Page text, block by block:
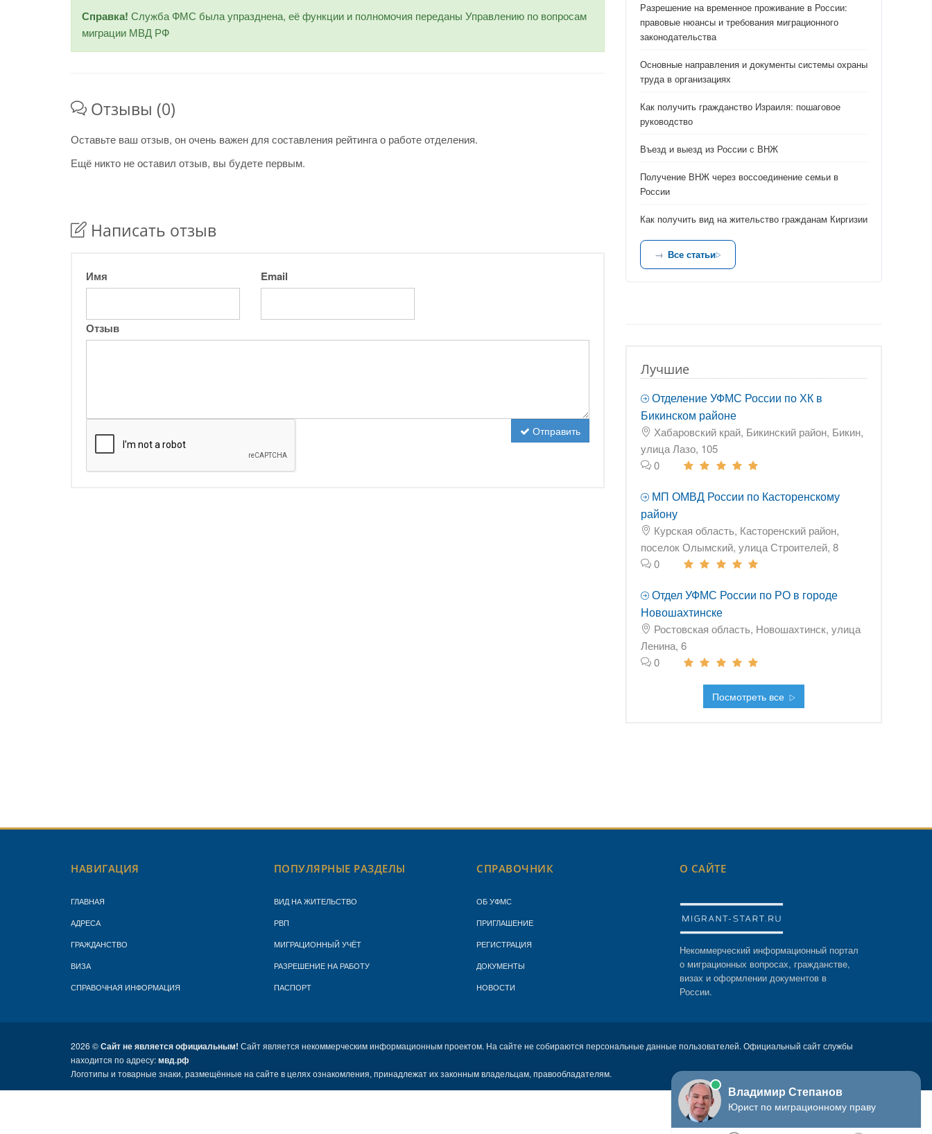
Справка! Служба ФМС была упразднена, её функции и полномочия переданы Управлению по вопросам
миграции МВД РФ
Отзывы (0)
Оставьте ваш отзыв, он очень важен для составления рейтинга о работе отделения.
Ещё никто не оставил отзыв, вы будете первым.
Написать отзыв
Имя Email
Отзыв
Отправить
Разрешение на временное проживание в России:
правовые нюансы и требования миграционного
законодательства
Основные направления и документы системы охраны
труда в организациях
Как получить гражданство Израиля: пошаговое
руководство
Въезд и выезд из России с ВНЖ
Получение ВНЖ через воссоединение семьи в
России
Как получить вид на жительство гражданам Киргизии
Все статьи
Лучшие
Отделение УФМС России по ХК в
Бикинском районе
Хабаровский край, Бикинский район, Бикин,
улица Лазо, 105
0
МП ОМВД России по Касторенскому
району
Курская область, Касторенский район,
поселок Олымский, улица Строителей, 8
0
Отдел УФМС России по РО в городе
Новошахтинске
Ростовская область, Новошахтинск, улица
Ленина, 6
0
Посмотреть все
НАВИГАЦИЯ
ГЛАВНАЯ
АДРЕСА
ГРАЖДАНСТВО
ВИЗА
СПРАВОЧНАЯ ИНФОРМАЦИЯ
ПОПУЛЯРНЫЕ РАЗДЕЛЫ
ВИД НА ЖИТЕЛЬСТВО
РВП
МИГРАЦИОННЫЙ УЧЁТ
РАЗРЕШЕНИЕ НА РАБОТУ
ПАСПОРТ
СПРАВОЧНИК
ОБ УФМС
ПРИГЛАШЕНИЕ
РЕГИСТРАЦИЯ
ДОКУМЕНТЫ
НОВОСТИ
О САЙТЕ
Некоммерческий информационный портал
о миграционных вопросах, гражданстве,
визах и оформлении документов в
России.
2026 ©Сайт не является официальным! Сайт является некоммерческим информационным проектом. На сайте не собираются персональные данные пользователей. Официальный сайт службы
находится по адресу:мвд.рф
Логотипы и товарные знаки, размещённые на сайте в целях ознакомления, принадлежат их законным владельцам, правообладателям.